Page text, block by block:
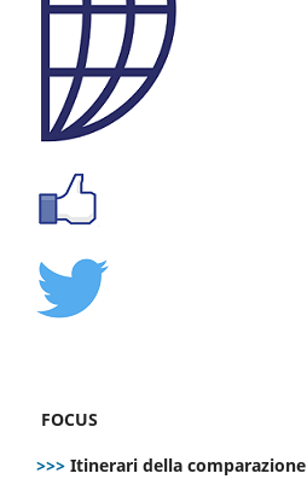
FOCUS
>>> Itinerari della comparazione